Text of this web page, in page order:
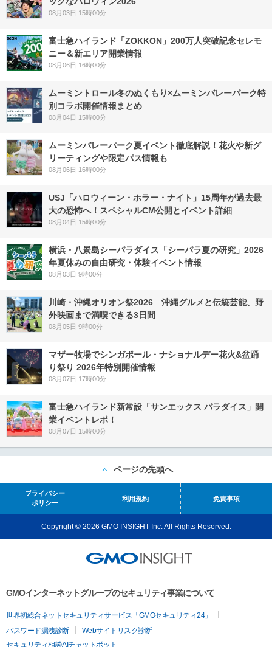
08月03日 15時00分
富士急ハイランド「ZOKKON」200万人突破記念セレモ
ニー＆新エリア開業情報
08月06日 16時00分
ムーミントロール冬のぬくもり×ムーミンバレーパーク特
別コラボ開催情報まとめ
08月04日 15時00分
ムーミンバレーパーク夏イベント徹底解説！花火や新グ
リーティングや限定パス情報も
08月06日 16時00分
USJ「ハロウィーン・ホラー・ナイト」15周年が過去最
大の恐怖へ！スペシャルCM公開とイベント詳細
08月04日 15時00分
横浜・八景島シーパラダイス「シーパラ夏の研究」2026
年夏休みの自由研究・体験イベント情報
08月03日 9時00分
川崎・沖縄オリオン祭2026 沖縄グルメと伝統芸能、野
外映画まで満喫できる3日間
08月05日 9時00分
マザー牧場でシンガポール・ナショナルデー花火&盆踊
り祭り 2026年特別開催情報
08月07日 17時00分
富士急ハイランド新常設「サンエックス パラダイス」開
業イベントレポ！
08月07日 15時00分
ページの先頭へ
プライバシー
ポリシー
利用規約 免責事項
Copyright © 2026 GMO INSIGHT Inc. All Rights Reserved.
GMOインターネットグループのセキュリティ事業について
世界初総合ネットセキュリティサービス「GMOセキュリティ24」
パスワード漏洩診断
Webサイトリスク診断
セキュリティ相談AIチャットボット